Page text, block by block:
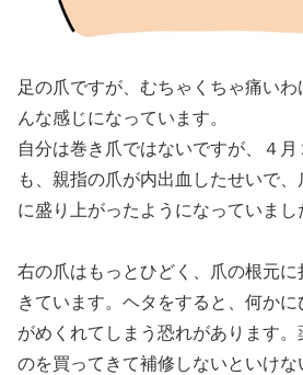
足の爪ですが、むちゃくちゃ痛いわ
んな感じになっています。
自分は巻き爪ではないですが、４
も、親指の爪が内出血したせいで
に盛り上がったようになっていまし
右の爪はもっとひどく、爪の根元
きています。ヘタをすると、何か
がめくれてしまう恐れがあります
のを買ってきて補修しないといけな